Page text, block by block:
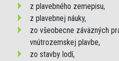
z plavebného zemepisu,
z plavebnej náuky,
zo všeobecne záväzných
vnútrozemskej plavbe,
zo stavby lodí,